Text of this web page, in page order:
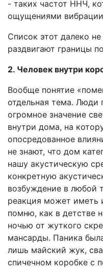
- таких частот ННЧ,
ощущениями вибрации
Список этот далеко
раздвигают границы
2. Человек внутри
Вообще понятие
отдельная тема. Люди
огромное значение
внутри дома, на
опосредованное
не знают, что дом
нашу акустическую
конкретную
возбуждение в любой
реакция может иметь
помню, как в детстве
ночью от жуткого
мансарды. Паника
лишь майский жук,
спичечном коробке с